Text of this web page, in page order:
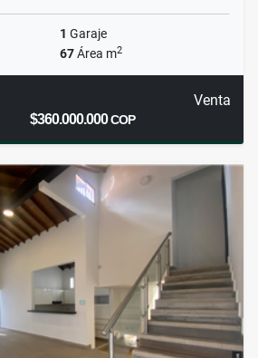
1 Garaje
67Área m2
Venta
$360.000.000COP